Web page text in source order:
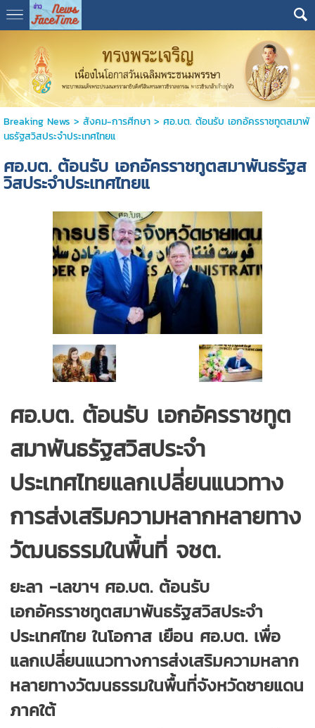
Breaking News > สังคม-การศีกษา> ศอ.บต. ต้อนรับ เอกอัครราชทูตสมาพั
นธรัฐสวิสประจำประเทศไทยแ
ศอ.บต. ต้อนรับ เอกอัครราชทูตสมาพันธรัฐส
วิสประจำประเทศไทยแ
ศอ.บต. ต้อนรับ เอกอัครราชทูต
สมาพันธรัฐสวิสประจำ
ประเทศไทยแลกเปลี่ยนแนวทาง
การส่งเสริมความหลากหลายทาง
วัฒนธรรมในพื้นที่ จชต.
ยะลา -เลขาฯ ศอ.บต. ต้อนรับ
เอกอัครราชทูตสมาพันธรัฐสวิสประจำ
ประเทศไทย ในโอกาส เยือน ศอ.บต. เพื่อ
แลกเปลี่ยนแนวทางการส่งเสริมความหลาก
หลายทางวัฒนธรรมในพื้นที่จังหวัดชายแดน
ภาคใต้